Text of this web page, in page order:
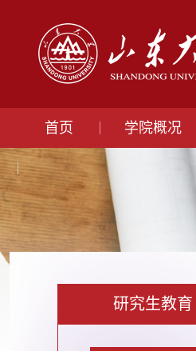
首页 学院概况
研究生教育